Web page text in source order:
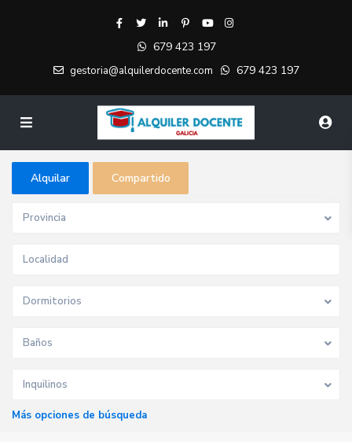
679 423 197
gestoria@alquilerdocente.com 679 423 197
Alquilar Compartido
Provincia
Dormitorios
Baños
Inquilinos
Más opciones de búsqueda